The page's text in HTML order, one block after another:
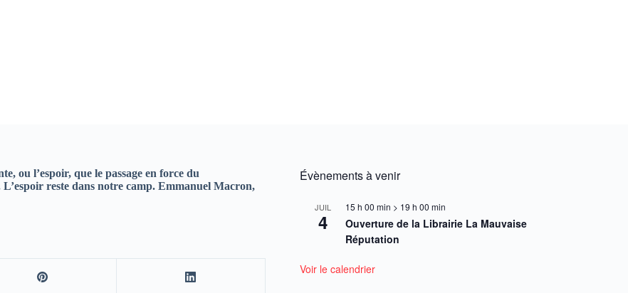
ou l’espoir, que le passage en force du
reste dans notre camp. Emmanuel Macron,
Évènements à venir
JUIL
4
15 h 00 min > 19 h 00 min
Ouverture de la Librairie La Mauvaise
Réputation
Voir le calendrier